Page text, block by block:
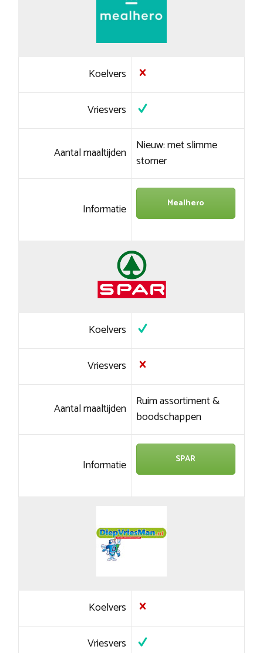
Koelvers
Vriesvers
Aantal maaltijden Nieuw: met slimme
stomer
Informatie Mealhero
Koelvers
Vriesvers
Aantal maaltijden Ruim assortiment &
boodschappen
Informatie SPAR
Koelvers
Vriesvers